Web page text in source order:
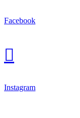
Facebook

Instagram